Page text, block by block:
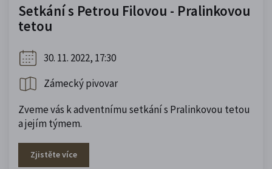
Setkání s Petrou Filovou - Pralinkovou
tetou
30. 11. 2022, 17:30
Zámecký pivovar
Zveme vás k adventnímu setkání s Pralinkovou tetou
a jejím týmem.
Zjistěte více